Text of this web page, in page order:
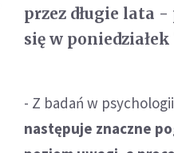
przez długie lata
się w
- Z badań w
następuje znaczne